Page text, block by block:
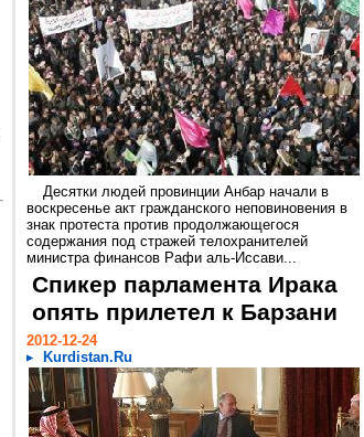
Десятки людей провинции Анбар начали в
воскресенье акт гражданского неповиновения в
знак протеста против продолжающегося
содержания под стражей телохранителей
министра финансов Рафи аль-Иссави...
Спикер парламента Ирака
опять прилетел к Барзани
2012-12-24
Kurdistan.Ru